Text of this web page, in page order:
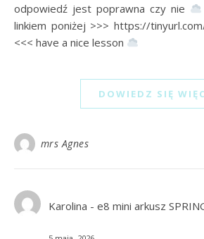
odpowiedź jest poprawna czy nie
linkiem poniżej >>> https://
<<< have a nice lesson
DOWIEDZ SIĘ
mrs Agnes
Karolina - e8 mini arkusz